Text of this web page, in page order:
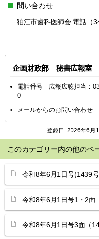
問い合わせ
狛江市歯科医師会 電話（
企画財政部 秘書広報室
電話番号 広報広聴担当：
0
メールからのお問い合わせ
登録日: 2026年6月1
このカテゴリー内の他のペ
令和8年6月1日号(1439号
令和8年6月1日号1・2面
令和8年6月1日号3面（